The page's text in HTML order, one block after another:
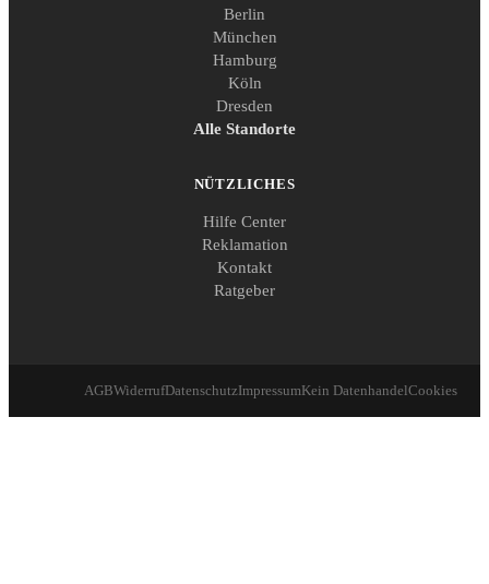
Berlin
München
Hamburg
Köln
Dresden
Alle Standorte
NÜTZLICHES
Hilfe Center
Reklamation
Kontakt
Ratgeber
AGBWiderrufDatenschutzImpressumKein DatenhandelCookies